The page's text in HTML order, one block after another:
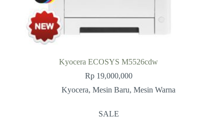
Kyocera ECOSYS M5526cdw
Rp19,000,000
Kyocera,Mesin Baru,Mesin Warna
SALE